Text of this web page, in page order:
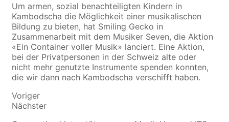
Um armen, sozial benachteiligten Kindern in
Kambodscha die Möglichkeit einer musikalischen
Bildung zu bieten, hat Smiling Gecko in
Zusammenarbeit mit dem Musiker Seven, die Aktion
«Ein Container voller Musik» lanciert. Eine Aktion,
bei der Privatpersonen in der Schweiz alte oder
nicht mehr genutzte Instrumente spenden konnten,
die wir dann nach Kambodscha verschifft haben.
Voriger
Nächster